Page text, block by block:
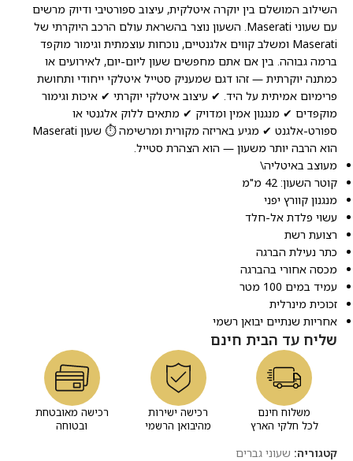
השילוב המושלם בין יוקרה איטלקית, עיצוב ספורטיבי ודיוק מרשים
עם שעוני Maserati. השעון נוצר בהשראת עולם הרכב היוקרתי של
Maserati ומשלב קווים אלגנטיים, נוכחות עוצמתית וגימור מוקפד
ברמה גבוהה. בין אם אתם מחפשים שעון ליום-יום, לאירועים או
כמתנה יוקרתית — זהו דגם שמעניק סטייל איטלקי ייחודי ותחושת
פרימיום אמיתית על היד. ✔ עיצוב איטלקי יוקרתי ✔ איכות וגימור
מוקפדים ✔ מנגנון אמין ומדויק ✔ מתאים ללוק אלגנטי או
ספורט-אלגנט ✔ מגיע באריזה מקורית ומרשימה ⏱️ שעון Maserati
הוא הרבה יותר משעון — הוא הצהרת סטייל.
מעוצב באיטליה\
קוטר השעון: 42 מ"מ
מנגנון קוורץ יפני
עשוי פלדת אל-חלד
רצועת רשת
כתר נעילת הברגה
מכסה אחורי בהברגה
עמיד במים 100 מטר
זכוכית מינרלית
אחריות שנתיים יבואן רשמי
שליח עד הבית חינם
משלוח חינם
לכל חלקי הארץ
רכישה ישירות
מהיבואן הרשמי
רכישה מאובטחת
ובטוחה
קטגוריה: שעוני גברים